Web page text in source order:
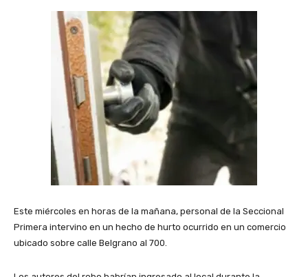
Este miércoles en horas de la mañana, personal de la Seccional
Primera intervino en un hecho de hurto ocurrido en un comercio
ubicado sobre calle Belgrano al 700.